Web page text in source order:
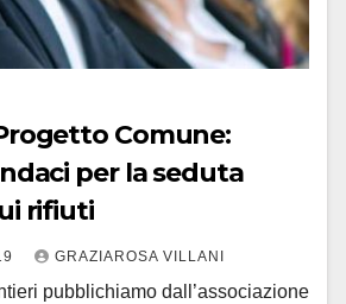
Comune:
per la seduta
rifiuti
GRAZIAROSA VILLANI
pubblichiamo dall’associazione